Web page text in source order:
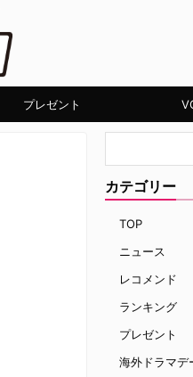
プレゼント
カテゴリー
TOP
ニュース
レコメンド
ランキング
プレゼント
海外ドラマデ